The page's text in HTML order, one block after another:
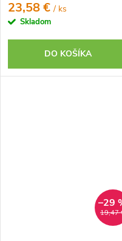
23,58 €/ ks
Skladom
DO KOŠÍKA
19,47
–29